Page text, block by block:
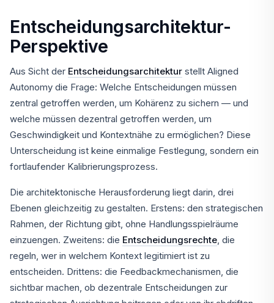
Entscheidungsarchitektur-
Perspektive
Aus Sicht der Entscheidungsarchitektur stellt Aligned
Autonomy die Frage: Welche Entscheidungen müssen
zentral getroffen werden, um Kohärenz zu sichern — und
welche müssen dezentral getroffen werden, um
Geschwindigkeit und Kontextnähe zu ermöglichen? Diese
Unterscheidung ist keine einmalige Festlegung, sondern ein
fortlaufender Kalibrierungsprozess.
Die architektonische Herausforderung liegt darin, drei
Ebenen gleichzeitig zu gestalten. Erstens: den strategischen
Rahmen, der Richtung gibt, ohne Handlungsspielräume
einzuengen. Zweitens: die Entscheidungsrechte , die
regeln, wer in welchem Kontext legitimiert ist zu
entscheiden. Drittens: die Feedbackmechanismen, die
sichtbar machen, ob dezentrale Entscheidungen zur